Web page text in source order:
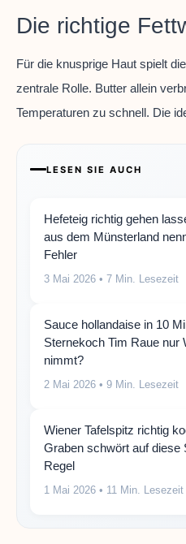
Die richtige
Für die knusprige Haut spielt
zentrale Rolle. Butter allein
Temperaturen zu schnell. Die
LESEN SIE AUCH
Hefeteig richtig gehen
aus dem Münsterland
Fehler
3 Mai 2026 • 7 Min. Lesezeit
Sauce hollandaise in 10
Sternekoch Tim Raue nur
nimmt?
2 Mai 2026 • 9 Min. Lesezeit
Wiener Tafelspitz richtig
Graben schwört auf diese
Regel
1 Mai 2026 • 11 Min. Lesezeit